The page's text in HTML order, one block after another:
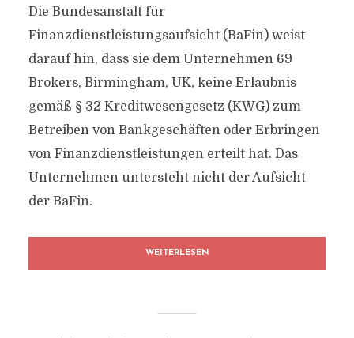
Die Bundesanstalt für
Finanzdienstleistungsaufsicht (BaFin) weist
darauf hin, dass sie dem Unternehmen 69
Brokers, Birmingham, UK, keine Erlaubnis
gemäß § 32 Kreditwesengesetz (KWG) zum
Betreiben von Bankgeschäften oder Erbringen
von Finanzdienstleistungen erteilt hat. Das
Unternehmen untersteht nicht der Aufsicht
der BaFin.
WEITERLESEN